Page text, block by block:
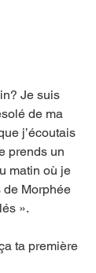
Je suis
de ma
j’écoutais
prends un
matin où je
de Morphée
».
ta première